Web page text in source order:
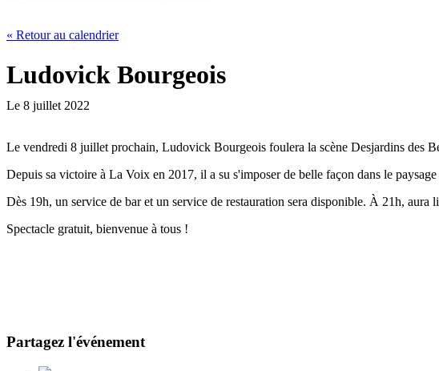
« Retour au calendrier
Ludovick Bourgeois
Le 8 juillet 2022
Le vendredi 8 juillet prochain, Ludovick Bourgeois foulera la scène Desjardins des
Depuis sa victoire à La Voix en 2017, il a su s'imposer de belle façon dans le
Dès 19h, un service de bar et un service de restauration sera disponible. À 21h, aura
Spectacle gratuit, bienvenue à tous !
Partagez l'événement